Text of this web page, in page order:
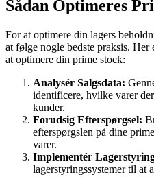
Sådan Optimeres
For at optimere din lagers
at følge nogle bedste praksis.
at optimere din prime stock:
Analysér Salgsdata:
identificere, hvilke varer
kunder.
Forudsig Efterspørgsel:
efterspørgslen på dine
varer.
Implementér
lagerstyringssystemer til at